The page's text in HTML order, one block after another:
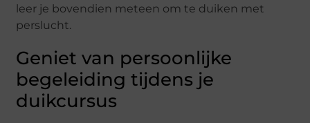
leer je bovendien meteen om te duiken met
perslucht.
Geniet van persoonlijke
begeleiding tijdens je
duikcursus